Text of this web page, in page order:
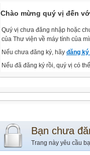
Chào mừng quý vị đến
Quý vị chưa đăng nhập hoặc
của Thư viện về máy tính của
Nếu chưa đăng ký, hãy đăng
Nếu đã đăng ký rồi, quý vị có
Bạn chưa
Trang này yêu cầu